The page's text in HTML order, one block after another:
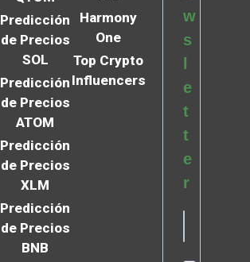
Predicción
de Precios
SOL
Predicción
de Precios
ATOM
Predicción
de Precios
XLM
Predicción
de Precios
BNB
Harmony
One
Top Crypto
Influencers
w
s
e
t
t
e
r